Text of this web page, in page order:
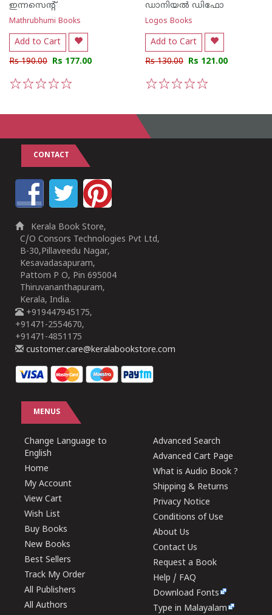
ഇന്നസെന്റ്‌
Mathrubhumi Books
Add to Cart
Rs 190.00 Rs 177.00
ഡാനിയല്‍ ഡിഫോ
Logos Books
Add to Cart
Rs 130.00 Rs 121.00
CONTACT
Kerala Book Store,
C/O Consors Technologies Pvt Ltd,
B-30,Pillaveedu Nagar,
Kesavadasapuram,
Pattom P O, Pin 695004
Thiruvananthapuram,
Kerala, India.
+919447945175,
+91471-2554670,
+91471-4851175
customer.care@keralabookstore.com
MENUS
Change Language to
English
Home
My Account
View Cart
Wish List
Buy Books
New Books
Best Sellers
Track My Order
All Publishers
All Authors
Advanced Search
Advanced Cart Page
What is Audio Book ?
Shipping & Returns
Privacy Notice
Conditions of Use
About Us
Contact Us
Request a Book
Help / FAQ
Download Fonts
Type in Malayalam